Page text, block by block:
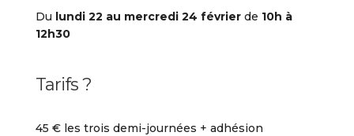
Du lundi 22 au mercredi 24 févrierde 10h à
12h30
Tarifs ?
45 € les trois demi-journées + adhésion